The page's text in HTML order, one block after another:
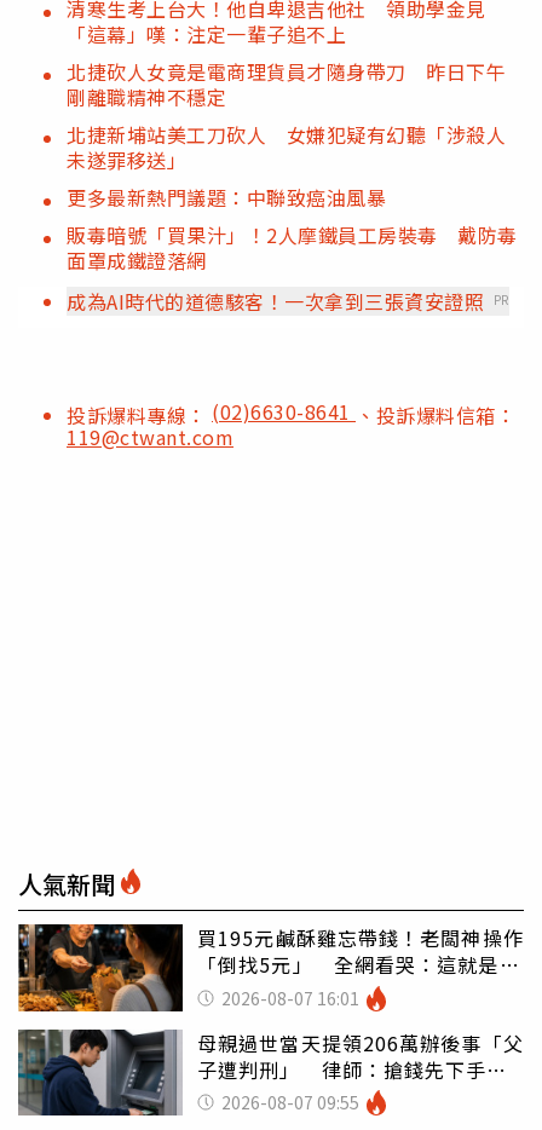
清寒生考上台大！他自卑退吉他社 領助學金見
「這幕」嘆：注定一輩子追不上
北捷砍人女竟是電商理貨員才隨身帶刀 昨日下午
剛離職精神不穩定
北捷新埔站美工刀砍人 女嫌犯疑有幻聽「涉殺人
未遂罪移送」
更多最新熱門議題：中聯致癌油風暴
販毒暗號「買果汁」！2人摩鐵員工房裝毒 戴防毒
面罩成鐵證落網
成為AI時代的道德駭客！一次拿到三張資安證照
PR
投訴爆料專線： (02)6630-8641 、投訴爆料信箱：
119@ctwant.com
人氣新聞
買195元鹹酥雞忘帶錢！老闆神操作
「倒找5元」 全網看哭：這就是台
灣 2026-08-07 16:01
母親過世當天提領206萬辦後事「父
子遭判刑」 律師：搶錢先下手是
罪 2026-08-07 09:55